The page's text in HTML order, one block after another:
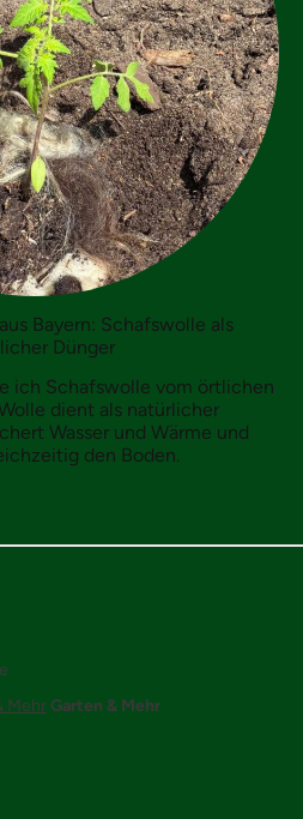
Bayern: Schafswolle als
Dünger
ich Schafswolle vom örtlichen
dient als natürlicher
Wasser und Wärme und
den Boden.
MehrGarten & Mehr